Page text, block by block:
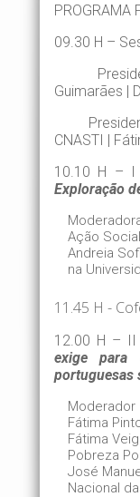
PROGRAMA
09.30 H –
Guimarães |
CNASTI |
10.10 H –
Exploração
Ação
Andreia
na
11.45 H -
12.00 H –
exige para
portuguesas
Moderador
Fátima
Fátima
Pobreza
José
Nacional